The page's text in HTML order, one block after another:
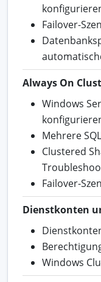
Failover-
Always On
Windows
Mehrere
Clustered
Failover-
Dienstkonten
Windows